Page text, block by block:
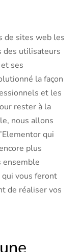
de sites web les
des utilisateurs
ses
la façon
et les
rester à la
nous allons
qui
plus
ensemble
vous feront
de réaliser vos